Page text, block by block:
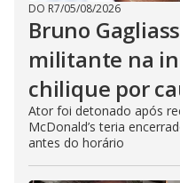
DO R7/05/08/2026
Bruno
militante na
chilique por
Ator foi detonado após
McDonald’s teria
antes do horário